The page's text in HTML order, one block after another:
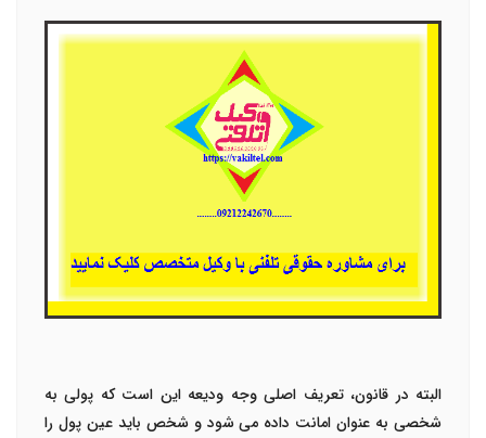
البته در قانون، تعریف اصلی وجه ودیعه این است که پولی به
شخصی به عنوان امانت داده می شود و شخص باید عین پول را